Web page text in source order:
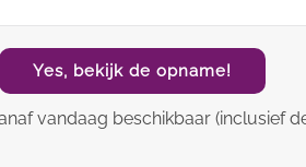
Yes, bekijk de opname!
vandaag beschikbaar (inclusief